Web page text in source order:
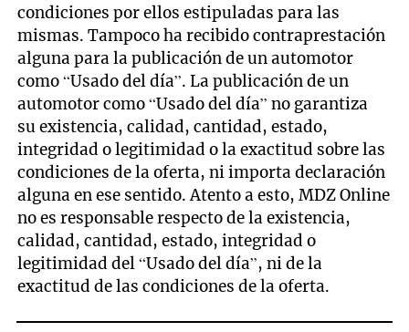
condiciones por ellos estipuladas para las
mismas. Tampoco ha recibido contraprestación
alguna para la publicación de un automotor
como “Usado del día”. La publicación de un
automotor como “Usado del día” no garantiza
su existencia, calidad, cantidad, estado,
integridad o legitimidad o la exactitud sobre las
condiciones de la oferta, ni importa declaración
alguna en ese sentido. Atento a esto, MDZ Online
no es responsable respecto de la existencia,
calidad, cantidad, estado, integridad o
legitimidad del “Usado del día”, ni de la
exactitud de las condiciones de la oferta.